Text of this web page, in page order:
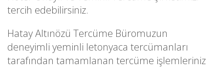
tercih edebilirsiniz.
Hatay Altınözü Tercüme Büromuzun
deneyimli yeminli letonyaca tercümanları
tarafından tamamlanan tercüme işlemleriniz